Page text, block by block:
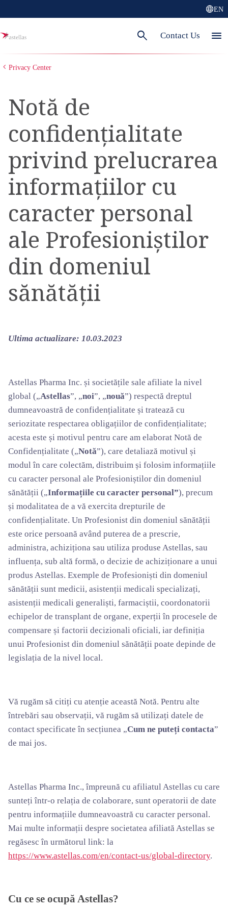
languageEN
search Contact Us menu
Privacy Center
Notă de
confidențialitate
privind prelucrarea
informațiilor cu
caracter personal
ale Profesioniștilor
din domeniul
sănătății
Ultima actualizare: 10.03.2023
Astellas Pharma Inc. și societățile sale afiliate la nivel
global („Astellas”, „noi”, „nouă”) respectă dreptul
dumneavoastră de confidențialitate și tratează cu
seriozitate respectarea obligațiilor de confidențialitate;
acesta este și motivul pentru care am elaborat Notă de
Confidențialitate („Notă”), care detaliază motivul și
modul în care colectăm, distribuim și folosim informațiile
cu caracter personal ale Profesioniștilor din domeniul
sănătății („Informațiile cu caracter personal”), precum
și modalitatea de a vă exercita drepturile de
confidențialitate. Un Profesionist din domeniul sănătății
este orice persoană având puterea de a prescrie,
administra, achiziționa sau utiliza produse Astellas, sau
influența, sub altă formă, o decizie de achiziționare a unui
produs Astellas. Exemple de Profesioniști din domeniul
sănătății sunt medicii, asistenții medicali specializați,
asistenții medicali generaliști, farmaciștii, coordonatorii
echipelor de transplant de organe, experții în procesele de
compensare și factorii decizionali oficiali, iar definiția
unui Profesionist din domeniul sănătății poate depinde de
legislația de la nivel local.
Vă rugăm să citiți cu atenție această Notă. Pentru alte
întrebări sau observații, vă rugăm să utilizați datele de
contact specificate în secțiunea „Cum ne puteți contacta”
de mai jos.
Astellas Pharma Inc., împreună cu afiliatul Astellas cu care
sunteți într-o relația de colaborare, sunt operatorii de date
pentru informațiile dumneavoastră cu caracter personal.
Mai multe informații despre societatea afiliată Astellas se
regăsesc în următorul link: la
https://www.astellas.com/en/contact-us/global-directory.
Cu ce se ocupă Astellas?